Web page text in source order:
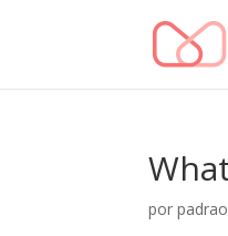
porpadrao